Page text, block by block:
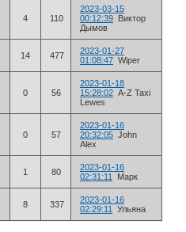
4 110
2023-03-15
00:12:39 Виктор
Дымов
14 477
2023-01-27
01:08:47 Wiper
0 56
2023-01-18
15:28:02 A-Z Taxi
Lewes
0 57
2023-01-16
20:32:05 John
Alex
1 80
2023-01-16
02:31:11
Марк
8 337
2023-01-16
02:29:11
Ульяна